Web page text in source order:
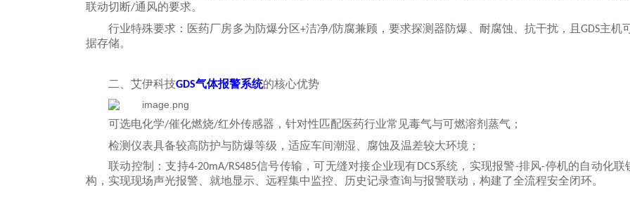
联动切断/通风的要求。
行业特殊要求：医药厂房多为防爆分区+洁净/防腐兼顾，要求探测器防爆、耐腐蚀、抗干扰，且 GDS主机
据存储。
二、 艾伊科技GDS气体报警系统的核心优势
可选电化学/催化燃烧/红外传感器，针对性匹配医药行业常见毒气与可燃溶剂蒸气；
检测仪表具备较高防护与防爆等级，适应车间潮湿、腐蚀及温差较大环境；
联动控制：支持4-20mA/RS485信号传输，可无缝对接企业现有DCS系统，实现报警-排风-停机的自动化联
构， 实现现场声光报警、就地显示、远程集中监控、历史记录查询与报警联动， 构建了全流程安全闭环。